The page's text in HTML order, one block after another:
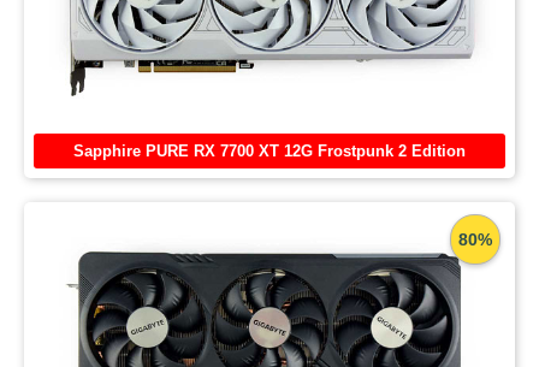
Sapphire PURE RX 7700 XT 12G Frostpunk 2 Edition
80%